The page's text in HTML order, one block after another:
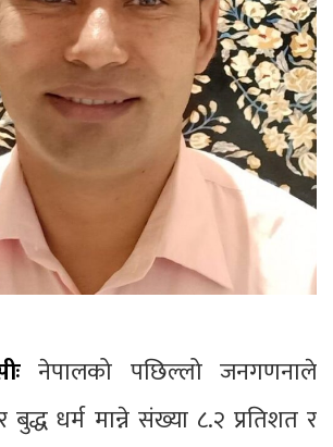
नेपालको पछिल्लो जनगणनाले
बुद्ध धर्म मान्ने संख्या ८.२ प्रतिशत र